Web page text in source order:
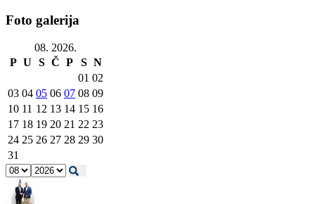
Foto galerija
08. 2026.
P U S Č P S N
01 02
03 04 05 06 07 08 09
10 11 12 13 14 15 16
17 18 19 20 21 22 23
24 25 26 27 28 29 30
31